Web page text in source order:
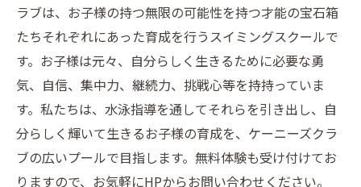
ラブは、お子様の持つ無限の可能性を持つ才能の宝石箱
たちそれぞれにあった育成を行うスイミングスクールで
す。お子様は元々、自分らしく生きるために必要な勇
気、自信、集中力、継続力、挑戦心等を持持っていま
す。私たちは、水泳指導を通してそれらを引き出し、自
分らしく輝いて生きるお子様の育成を、ケーニーズクラ
ブの広いプールで目指します。無料体験も受け付けてお
りますので、お気軽にHPからお問い合わせください。